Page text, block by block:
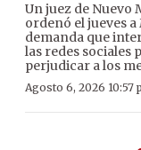
Un juez de Nuevo
ordenó el jueves
demanda que
las redes sociales
perjudicar a los
Agosto 6, 2026 10:57